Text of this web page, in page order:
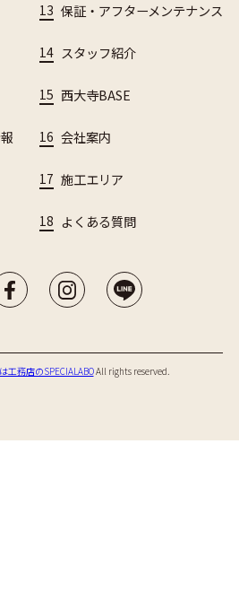
13 保証・アフターメンテナンス
14 スタッフ紹介
15 西大寺BASE
16 会社案内
17 施工エリア
18 よくある質問
工務店のSPECIALABOAll rights reserved.